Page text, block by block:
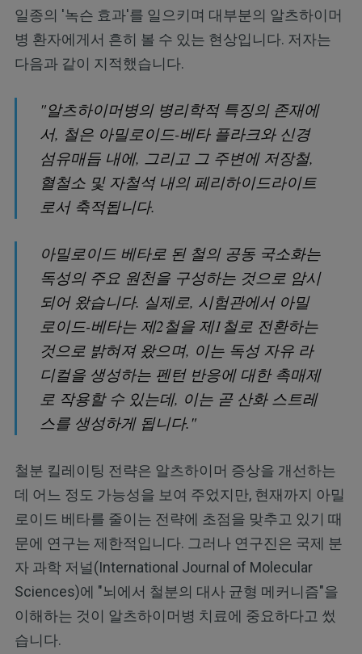
일종의 '녹슨 효과'를 일으키며 대부분의 알츠하이머
병 환자에게서 흔히 볼 수 있는 현상입니다. 저자는
다음과 같이 지적했습니다.
"알츠하이머병의 병리학적 특징의 존재에
서, 철은 아밀로이드-베타 플라크와 신경
섬유매듭 내에, 그리고 그 주변에 저장철,
혈철소 및 자철석 내의 페리하이드라이트
로서 축적됩니다.
아밀로이드 베타로 된 철의 공동 국소화는
독성의 주요 원천을 구성하는 것으로 암시
되어 왔습니다. 실제로, 시험관에서 아밀
로이드-베타는 제2철을 제1철로 전환하는
것으로 밝혀져 왔으며, 이는 독성 자유 라
디컬을 생성하는 펜턴 반응에 대한 촉매제
로 작용할 수 있는데, 이는 곧 산화 스트레
스를 생성하게 됩니다."
철분 킬레이팅 전략은 알츠하이머 증상을 개선하는
데 어느 정도 가능성을 보여 주었지만, 현재까지 아밀
로이드 베타를 줄이는 전략에 초점을 맞추고 있기 때
문에 연구는 제한적입니다. 그러나 연구진은 국제 분
자 과학 저널(International Journal of Molecular
Sciences)에 "뇌에서 철분의 대사 균형 메커니즘"을
이해하는 것이 알츠하이머병 치료에 중요하다고 썼
습니다.